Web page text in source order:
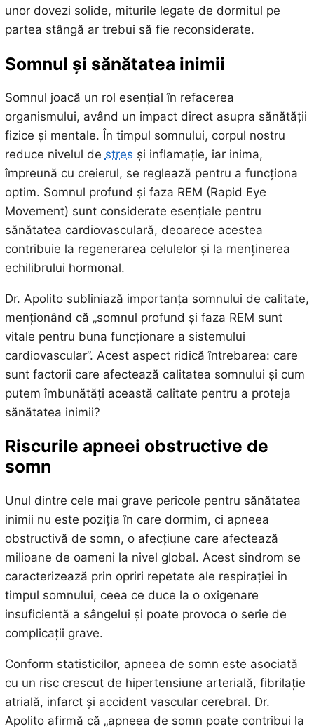
unor dovezi solide, miturile legate de dormitul pe
partea stângă ar trebui să fie reconsiderate.
Somnul și sănătatea inimii
Somnul joacă un rol esențial în refacerea
organismului, având un impact direct asupra sănătății
fizice și mentale. În timpul somnului, corpul nostru
reduce nivelul de stres și inflamație, iar inima,
împreună cu creierul, se reglează pentru a funcționa
optim. Somnul profund și faza REM (Rapid Eye
Movement) sunt considerate esențiale pentru
sănătatea cardiovasculară, deoarece acestea
contribuie la regenerarea celulelor și la menținerea
echilibrului hormonal.
Dr. Apolito subliniază importanța somnului de calitate,
menționând că „somnul profund și faza REM sunt
vitale pentru buna funcționare a sistemului
cardiovascular”. Acest aspect ridică întrebarea: care
sunt factorii care afectează calitatea somnului și cum
putem îmbunătăți această calitate pentru a proteja
sănătatea inimii?
Riscurile apneei obstructive de
somn
Unul dintre cele mai grave pericole pentru sănătatea
inimii nu este poziția în care dormim, ci apneea
obstructivă de somn, o afecțiune care afectează
milioane de oameni la nivel global. Acest sindrom se
caracterizează prin opriri repetate ale respirației în
timpul somnului, ceea ce duce la o oxigenare
insuficientă a sângelui și poate provoca o serie de
complicații grave.
Conform statisticilor, apneea de somn este asociată
cu un risc crescut de hipertensiune arterială, fibrilație
atrială, infarct și accident vascular cerebral. Dr.
Apolito afirmă că „apneea de somn poate contribui la